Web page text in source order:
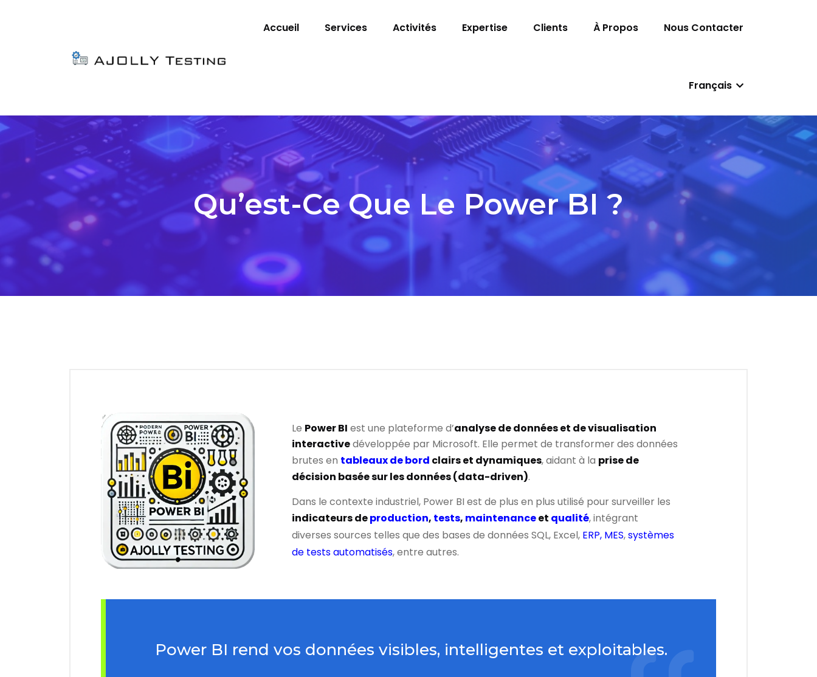
Accueil Services Activités Expertise Clients À Propos Nous Contacter
Français
Qu’est-Ce Que Le Power BI ?
Le Power BI est une plateforme d’analyse de données et de visualisation
interactivedéveloppée par Microsoft. Elle permet de transformer des données
brutes en tableaux de bord clairs et dynamiques, aidant à la prise de
décision basée sur les données (data-driven).
Dans le contexte industriel, Power BI est de plus en plus utilisé pour surveiller les
indicateurs deproduction, tests, maintenanceet qualité, intégrant
diverses sources telles que des bases de données SQL, Excel, ERP, MES,systèmes
de tests automatisés, entre autres.
Power BI rend vos données visibles, intelligentes et exploitables.